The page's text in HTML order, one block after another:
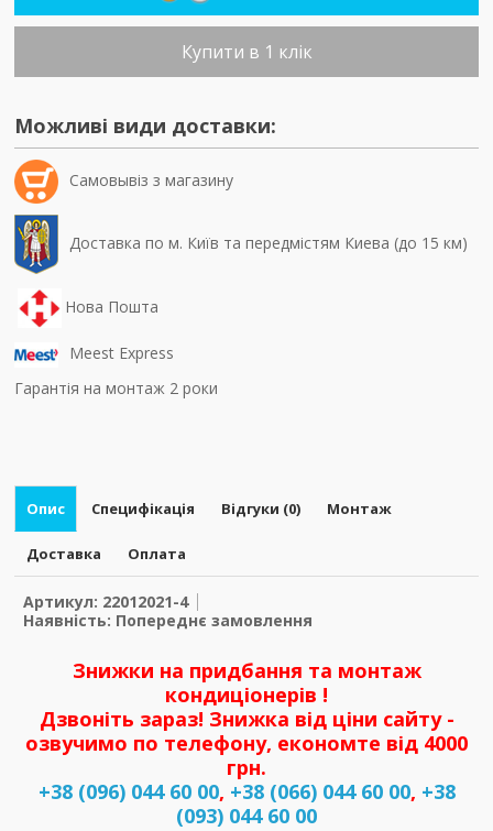
Купити в 1 клік
Можливі види доставки:
Самовывiз з магазину
Доставка по м. Київ та передмістям Киева (до 15 км)
Нова Пошта
Meest Express
Гарантія на монтаж 2 роки
Опис Специфікація Відгуки (0) Монтаж
Доставка Оплата
Артикул: 22012021-4
Наявність: Попереднє замовлення
Знижки на придбання та монтаж
кондиціонерів !
Дзвоніть зараз! Знижка від ціни сайту -
озвучимо по телефону, економте від 4000
грн.
+38 (096) 044 60 00, +38 (066) 044 60 00, +38
(093) 044 60 00